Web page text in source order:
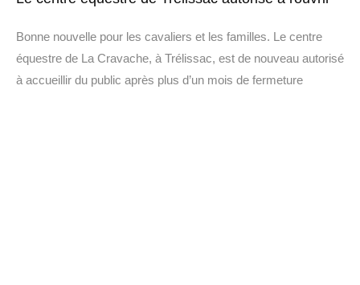
Bonne nouvelle pour les cavaliers et les familles. Le centre
équestre de La Cravache, à Trélissac, est de nouveau autorisé
à accueillir du public après plus d’un mois de fermeture